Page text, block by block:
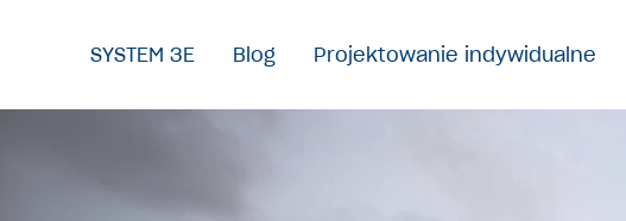
SYSTEM 3E Blog Projektowanie indywidualne